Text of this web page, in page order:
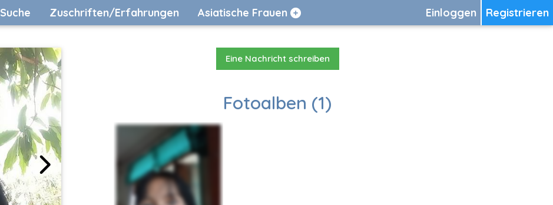
Registrieren
Einloggen
Suche Zuschriften/Erfahrungen Asiatische Frauen
Eine Nachricht schreiben
Fotoalben (1)